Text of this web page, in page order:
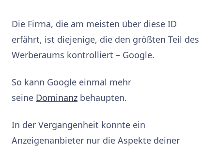
Die Firma, die am meisten über diese ID
erfährt, ist diejenige, die den größten Teil des
Werberaums kontrolliert – Google.
So kann Google einmal mehr
seine Dominanz behaupten.
In der Vergangenheit konnte ein
Anzeigenanbieter nur die Aspekte deiner